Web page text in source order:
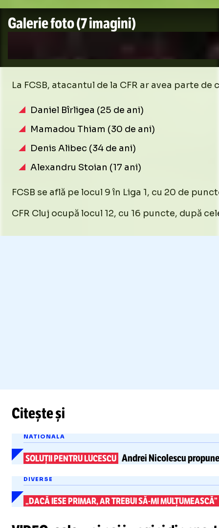
Galerie foto(7 imagini)
La FCSB, atacantul de la CFR ar avea parte
Daniel Bîrligea (25 de ani)
Mamadou Thiam (30 de ani)
Denis Alibec (34 de ani)
Alexandru Stoian (17 ani)
FCSB se află pe locul 9 în Liga 1, cu 20 de
CFR Cluj ocupă locul 12, cu 16 puncte, după
Citește și
NATIONALA
SOLUȚII PENTRU LUCESCU Andrei Nicolescu
DIVERSE
„DACĂ IESE PRIMAR, AR TREBUISĂ-MIMULȚUMEASCĂ”